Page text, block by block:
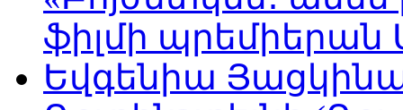
ֆիլմի պրեմիերան
Եվգենիա